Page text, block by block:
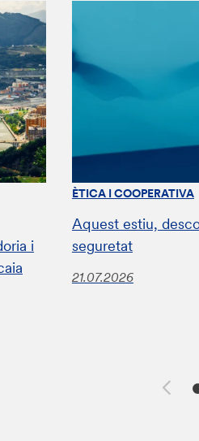
i
ÈTICA I COOPERATIVA
Aquest estiu,
seguretat
21.07.2026